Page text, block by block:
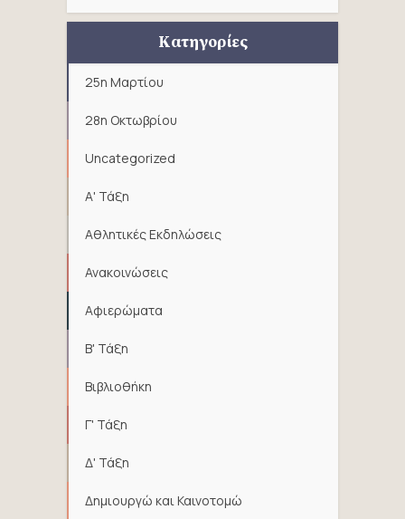
Κατηγορίες
25η Μαρτίου
28η Οκτωβρίου
Uncategorized
Α' Τάξη
Αθλητικές Εκδηλώσεις
Ανακοινώσεις
Αφιερώματα
Β' Τάξη
Βιβλιοθήκη
Γ' Τάξη
Δ' Τάξη
Δημιουργώ και Καινοτομώ